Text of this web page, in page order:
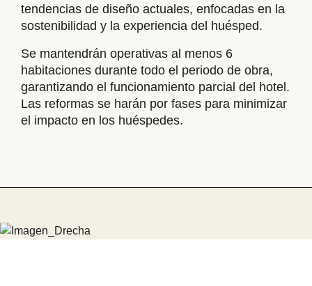
tendencias de diseño actuales, enfocadas en la
sostenibilidad y la experiencia del huésped.
Se mantendrán operativas al menos 6
habitaciones durante todo el periodo de obra,
garantizando el funcionamiento parcial del hotel.
Las reformas se harán por fases para minimizar
el impacto en los huéspedes.